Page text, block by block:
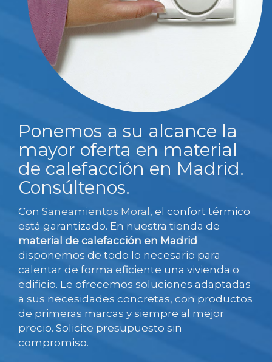
Ponemos a su alcance la
mayor oferta en material
de calefacción en Madrid.
Consúltenos.
Con Saneamientos Moral , el confort térmico
está garantizado. En nuestra tienda de
material de calefacción en Madrid
disponemos de todo lo necesario para
calentar de forma eficiente una vivienda o
edificio. Le ofrecemos soluciones adaptadas
a sus necesidades concretas, con productos
de primeras marcas y siempre al mejor
precio. Solicite presupuesto sin
compromiso.